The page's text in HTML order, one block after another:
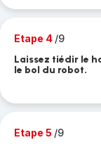
Etape 4 /9
Laissez tiédir le
le bol du robot.
Etape 5 /9